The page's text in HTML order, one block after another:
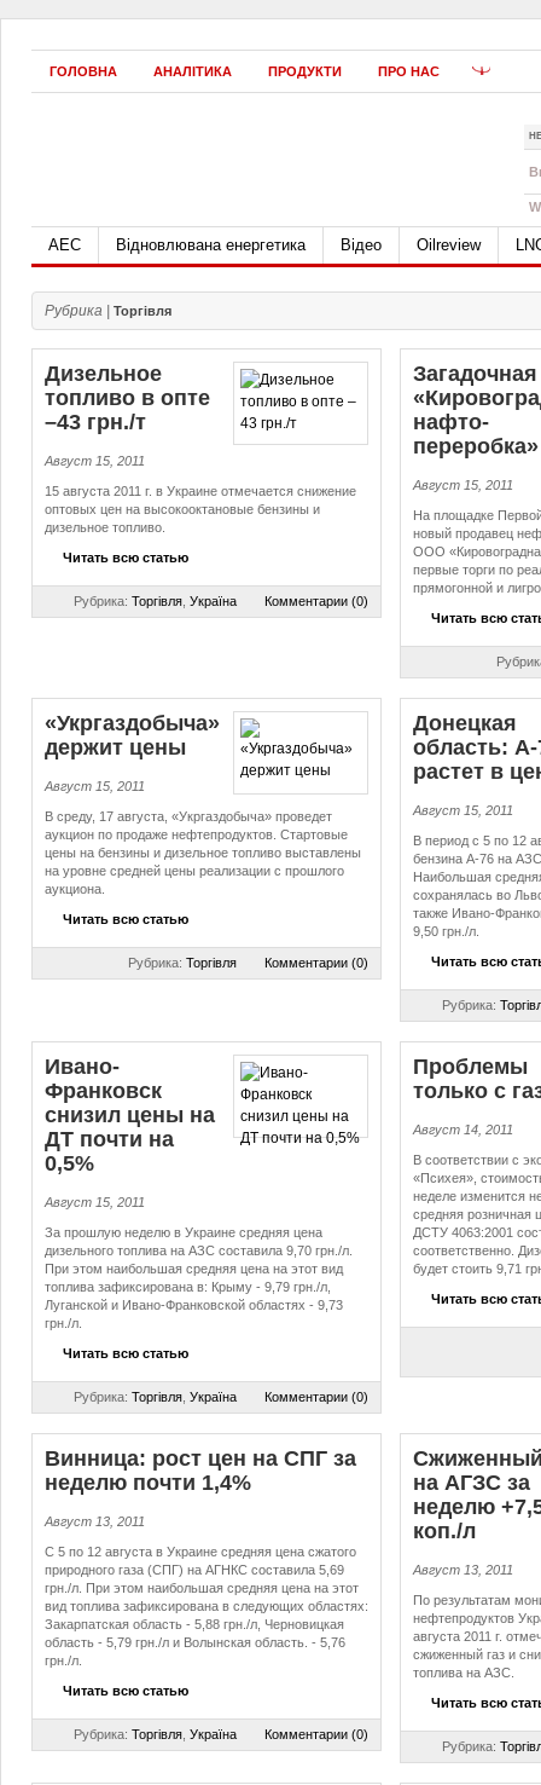
ГОЛОВНА АНАЛІТИКА ПРОДУКТИ ПРО НАС
АЕС Відновлювана енергетика Відео Oilreview
Рубрика | Торгівля
Дизельное
топливо в опте
–43 грн./т
Август 15, 2011
15 августа 2011 г. в Украине отмечается снижение
оптовых цен на высокооктановые бензины и
дизельное топливо.
Читать всю статью
Рубрика: Торгівля Україна Комментарии (0)
Загадочная
нафто­
переробка»
Август 15, 2011
На площадке
новый продавец
ООО
первые торги по
прямогонной и
Читать всю
«Укргаздобыча»
держит цены
Август 15, 2011
В среду, 17 августа, «Укргаздобыча» проведет
аукцион по продаже нефтепродуктов. Стартовые
цены на бензины и дизельное топливо выставлены
на уровне средней цены реализации с прошлого
аукциона.
Читать всю статью
Рубрика: Торгівля Комментарии (0)
Донецкая
область: А-
растет в
Август 15, 2011
В период с 5 по 12
бензина А-76 на
Наибольшая
сохранялась во
также Ивано-
9,50 грн./л.
Читать всю
Рубрика:
Ивано-
Франковск
снизил цены на
ДТ почти на
0,5%
Август 15, 2011
За прошлую неделю в Украине средняя цена
дизельного топлива на АЗС составила 9,70 грн./л.
При этом наибольшая средняя цена на этот вид
топлива зафиксирована в: Крыму - 9,79 грн./л,
Луганской и Ивано-Франковской областях - 9,73
грн./л.
Читать всю статью
Рубрика: Торгівля Україна Комментарии (0)
Проблемы
только с
Август 14, 2011
В соответствии с
«Психея»,
неделе изменится
средняя розничная
ДСТУ 4063:2001
соответственно.
будет стоить 9,71
Читать всю
Винница: рост цен на СПГ за
неделю почти 1,4%
Август 13, 2011
С 5 по 12 августа в Украине средняя цена сжатого
природного газа (СПГ) на АГНКС составила 5,69
грн./л. При этом наибольшая средняя цена на этот
вид топлива зафиксирована в следующих областях:
Закарпатская область - 5,88 грн./л, Черновицкая
область - 5,79 грн./л и Волынская область. - 5,76
грн./л.
Читать всю статью
Рубрика: Торгівля Україна Комментарии (0)
Сжиженный
на АГЗС за
неделю
коп./л
Август 13, 2011
По результатам
нефтепродуктов
августа 2011 г.
сжиженный газ и
топлива на АЗС.
Читать всю
Рубрика: